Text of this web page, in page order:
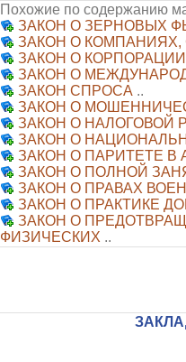
Похожие по содержанию
ЗАКОН О ЗЕРНОВЫХ
ЗАКОН О
ЗАКОН О
ЗАКОН О
ЗАКОН СПРОСА ..
ЗАКОН О
ЗАКОН О НАЛОГОВОЙ
ЗАКОН О
ЗАКОН О ПАРИТЕТЕ В
ЗАКОН О ПОЛНОЙ
ЗАКОН О ПРАВАХ
ЗАКОН О ПРАКТИКЕ
ЗАКОН О
ФИЗИЧЕСКИХ ..